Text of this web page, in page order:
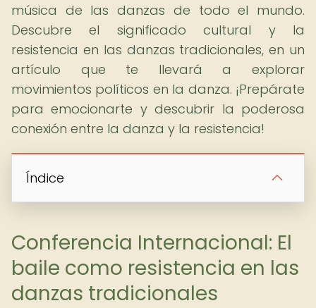
música de las danzas de todo el mundo.
Descubre el significado cultural y la
resistencia en las danzas tradicionales, en un
artículo que te llevará a explorar
movimientos políticos en la danza. ¡Prepárate
para emocionarte y descubrir la poderosa
conexión entre la danza y la resistencia!
Índice
Conferencia Internacional: El
baile como resistencia en las
danzas tradicionales